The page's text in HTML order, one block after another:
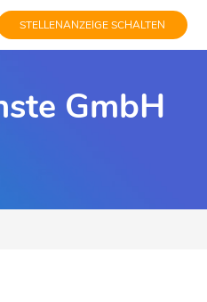
STELLENANZEIGE SCHALTEN
GmbH